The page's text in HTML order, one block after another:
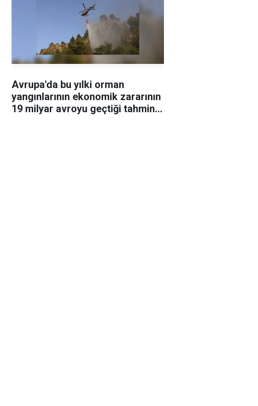
Avrupa'da bu yılki orman
yangınlarının ekonomik zararının
19 milyar avroyu geçtiği tahmin